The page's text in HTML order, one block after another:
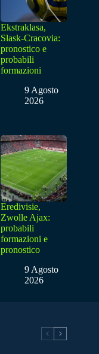
Ekstraklasa,
Slask-Cracovia:
pronostico e
probabili
formazioni
9 Agosto
2026
Eredivisie,
Zwolle Ajax:
probabili
formazioni e
pronostico
9 Agosto
2026